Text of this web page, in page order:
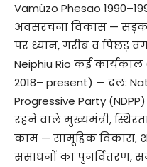
Vamüzo Phesao
अवसंरचना विकास —
पर ध्यान, गरीब व पिछड़
Neiphiu Rio कई कार्यकाल
2018– present) — दल:
Progressive Party
रहने वाले मुख्यमंत्री,
काम — सामूहिक विकास,
संसाधनों का पुनर्वितरण,